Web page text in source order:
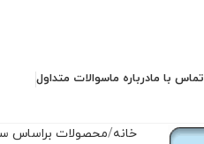
تماس با مادرباره ماسوالات متداول
خانه محصولات براساس